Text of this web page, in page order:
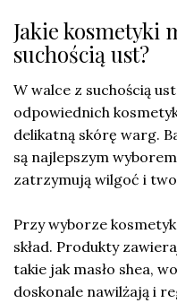
Jakie kosmetyki
suchością ust?
W walce z suchością
odpowiednich
delikatną skórę warg.
są najlepszym
zatrzymują wilgoć i
Przy wyborze
skład. Produkty
takie jak masło shea,
doskonale nawilżają i